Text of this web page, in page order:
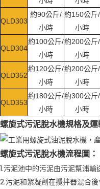
QLD303
約90公斤/
小時
約150公斤/
小時
QLD304
約100公斤/
小時
約200公斤/
小時
QLD352
約120公斤/
小時
約200公斤/
小時
QLD353
約180公斤/
小時
約300公斤/
小時
螺旋式污泥脫水機規格及運
螺旋式污泥脫水機流程圖：
1.污泥池中的污泥由污泥幫浦
2.污泥和絮凝劑在攪拌器混合